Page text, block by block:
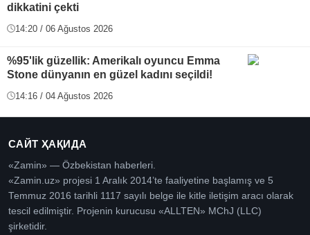
dikkatini çekti
14:20 / 06 Ağustos 2026
%95'lik güzellik: Amerikalı oyuncu Emma
Stone dünyanın en güzel kadını seçildi!
14:16 / 04 Ağustos 2026
САЙТ ҲАҚИДА
«Zamin» — Özbekistan haberleri.
«Zamin.uz» projesi 1 Aralık 2014’te faaliyetine başlamış ve 5
Temmuz 2016 tarihli 1117 sayılı belge ile kitle iletişim aracı olarak
tescil edilmiştir. Projenin kurucusu «ALLTEN» MChJ (LLC)
şirketidir.